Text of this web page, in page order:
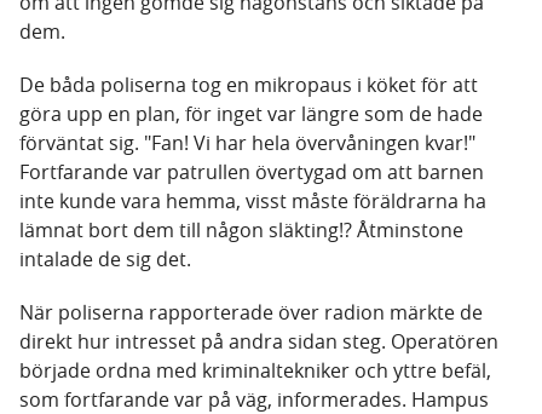
dem.
De båda poliserna tog en mikropaus i köket för att
göra upp en plan, för inget var längre som de hade
förväntat sig. "Fan! Vi har hela övervåningen kvar!"
Fortfarande var patrullen övertygad om att barnen
inte kunde vara hemma, visst måste föräldrarna ha
lämnat bort dem till någon släkting!? Åtminstone
intalade de sig det.
När poliserna rapporterade över radion märkte de
direkt hur intresset på andra sidan steg. Operatören
började ordna med kriminaltekniker och yttre befäl,
som fortfarande var på väg, informerades. Hampus